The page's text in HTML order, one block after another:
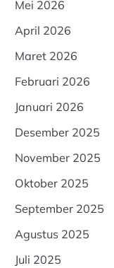
Mei 2026
April 2026
Maret 2026
Februari 2026
Januari 2026
Desember 2025
November 2025
Oktober 2025
September 2025
Agustus 2025
Juli 2025